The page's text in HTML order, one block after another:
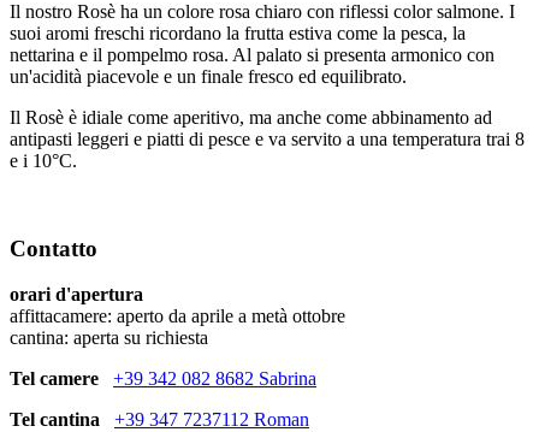
Il nostro Rosè ha un colore rosa chiaro con riflessi color salmone. I
suoi aromi freschi ricordano la frutta estiva come la pesca, la
nettarina e il pompelmo rosa. Al palato si presenta armonico con
un'acidità piacevole e un finale fresco ed equilibrato.
Il Rosè è idiale come aperitivo, ma anche come abbinamento ad
antipasti leggeri e piatti di pesce e va servito a una temperatura trai 8
e i 10°C.
Contatto
orari d'apertura
affittacamere: aperto da aprile a metà ottobre
cantina: aperta su richiesta
Tel camere
+39 342 082 8682 Sabrina
Tel cantina
+39 347 7237112 Roman